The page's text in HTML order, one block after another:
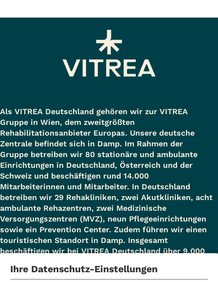
Als VITREA Deutschland gehören wir zur VITREA
Gruppe in Wien, dem zweitgrößten
Rehabilitationsanbieter Europas. Unsere deutsche
Zentrale befindet sich in Damp. Im Rahmen der
Gruppe betreiben wir 80 stationäre und ambulante
Einrichtungen in Deutschland, Österreich und der
Schweiz und beschäftigen rund 14.000
Mitarbeiterinnen und Mitarbeiter. In Deutschland
betreiben wir 29 Rehakliniken, zwei Akutkliniken, acht
ambulante Rehazentren, zwei Medizinische
Versorgungszentren (MVZ), neun Pflegeeinrichtungen
sowie ein Prevention Center. Zudem führen wir einen
touristischen Standort in Damp. Insgesamt
beschäftigen wir bei VITREA Deutschland über 9.000
Ihre Datenschutz-Einstellungen